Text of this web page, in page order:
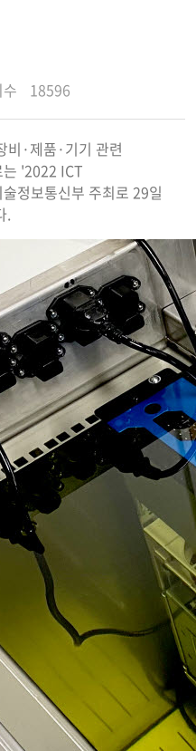
18596
비·제품·기기 관련
는 '2022 ICT
정보통신부 주최로 29일
.